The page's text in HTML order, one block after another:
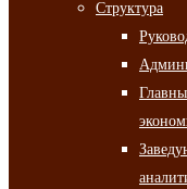
Структура